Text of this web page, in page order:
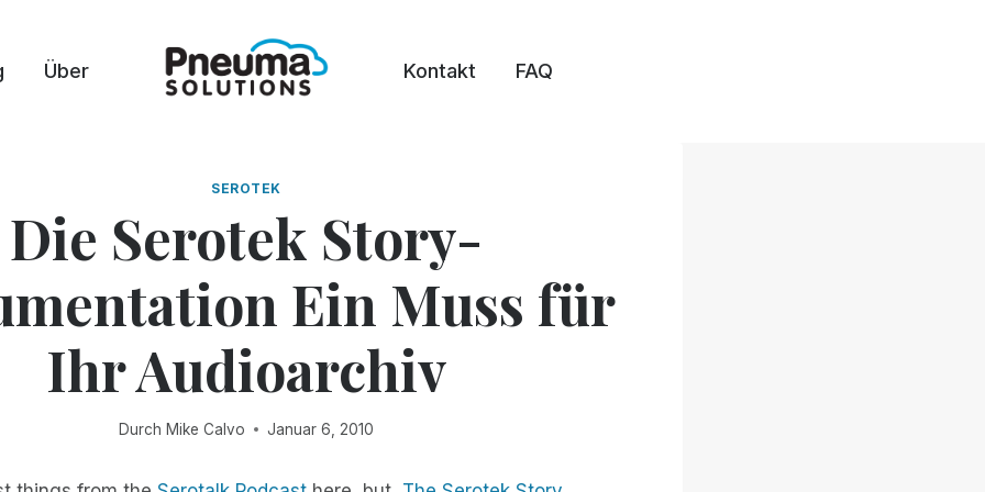
Über Kontakt FAQ
SEROTEK
Die Serotek Story-
Ein Muss für
Ihr Audioarchiv
Durch Mike Calvo Januar 6, 2010